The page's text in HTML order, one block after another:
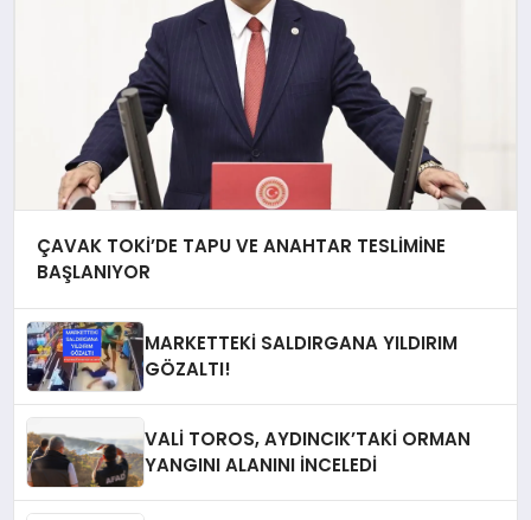
ÇAVAK TOKİ’DE TAPU VE ANAHTAR TESLİMİNE
BAŞLANIYOR
MARKETTEKİ SALDIRGANA YILDIRIM
GÖZALTI!
VALİ TOROS, AYDINCIK’TAKİ ORMAN
YANGINI ALANINI İNCELEDİ